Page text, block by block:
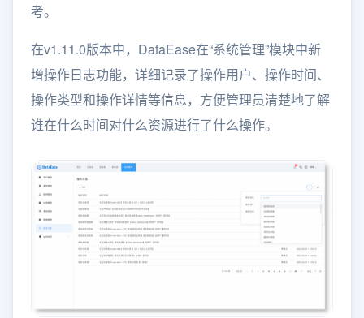
考。
在v1.11.0版本中，DataEase在“系统管理”模块中新
增操作日志功能，详细记录了操作用户、操作时间、
操作类型和操作详情等信息，方便管理员清楚地了解
谁在什么时间对什么资源进行了什么操作。